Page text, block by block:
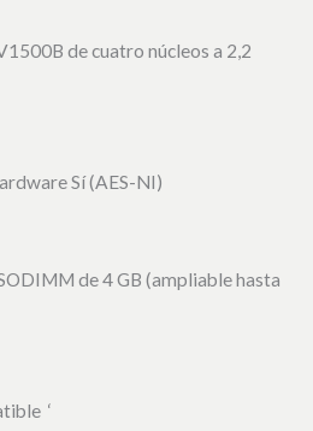
de cuatro núcleos a 2,2
Sí (AES-NI)
de 4 GB (ampliable hasta
‘